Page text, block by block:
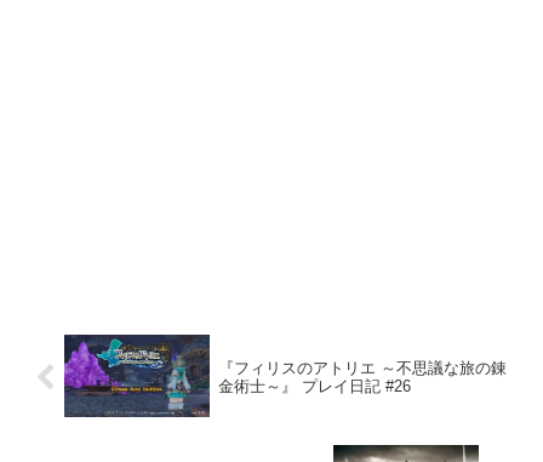
『フィリスのアトリエ ～不思議な旅の錬
金術士～』 プレイ日記 #26